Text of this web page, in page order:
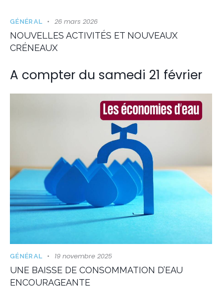
GÉNÉRAL 26 mars 2026
NOUVELLES ACTIVITÉS ET NOUVEAUX
CRÉNEAUX
A compter du samedi 21 février
GÉNÉRAL 19 novembre 2025
UNE BAISSE DE CONSOMMATION D’EAU
ENCOURAGEANTE